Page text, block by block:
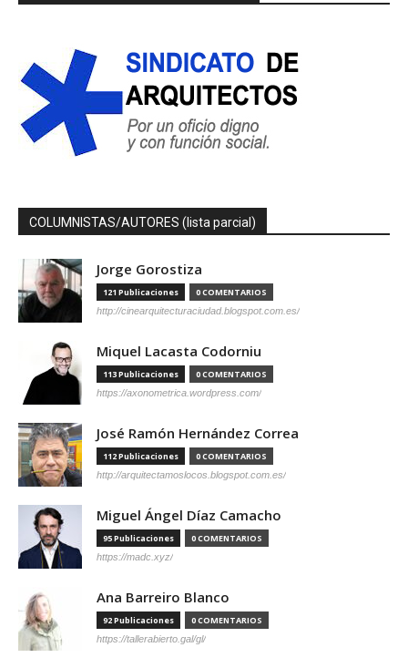
COLUMNISTAS/AUTORES (lista parcial)
Jorge Gorostiza
121 Publicaciones 0 COMENTARIOS
http://cinearquitecturaciudad.blogspot.com.es/
Miquel Lacasta Codorniu
113 Publicaciones 0 COMENTARIOS
https://axonometrica.wordpress.com/
José Ramón Hernández Correa
112 Publicaciones 0 COMENTARIOS
http://arquitectamoslocos.blogspot.com.es/
Miguel Ángel Díaz Camacho
95 Publicaciones 0 COMENTARIOS
https://madc.xyz/
Ana Barreiro Blanco
92 Publicaciones 0 COMENTARIOS
https://tallerabierto.gal/gl/